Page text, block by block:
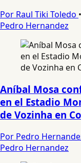
Por Raul Tiki Toledo •
Pedro Hernandez
Aníbal Mosa
en el Estadio
de Vozinha en
Por Pedro
Pedro Hernandez